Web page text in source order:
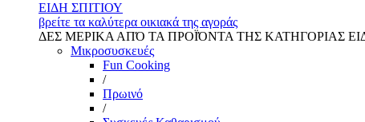
ΕΙΔΗ ΣΠΙΤΙΟΥ
βρείτε τα καλύτερα οικιακά της αγοράς
ΔΕΣ ΜΕΡΙΚΑ ΑΠΌ ΤΑ ΠΡΟΪΌΝΤΑ ΤΗΣ ΚΑΤΗΓΟΡΙΑΣ
Μικροσυσκευές
Fun Cooking
/
Πρωινό
/